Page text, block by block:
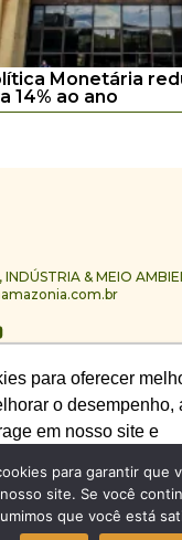
para oferecer
o desempenho,
em nosso site e
Aceitar
para oferecer
o desempenho,
em nosso site e
Aceitar
Monetária
14% ao ano
INDÚSTRIA & MEIO
para garantir que
site. Se você
que você está